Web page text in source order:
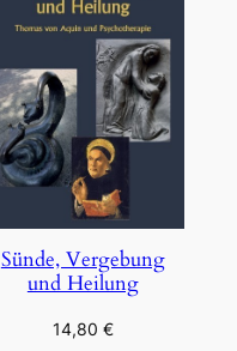
Sünde, Vergebung
und Heilung
14,80 €